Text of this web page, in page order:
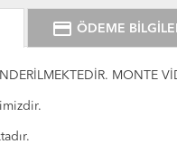
credit_card ÖDEME
MONTE